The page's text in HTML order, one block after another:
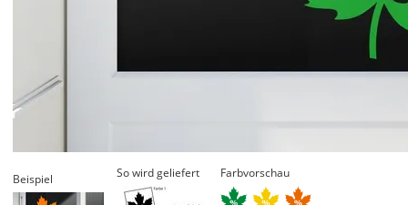
Beispiel So wird geliefert Farbvorschau